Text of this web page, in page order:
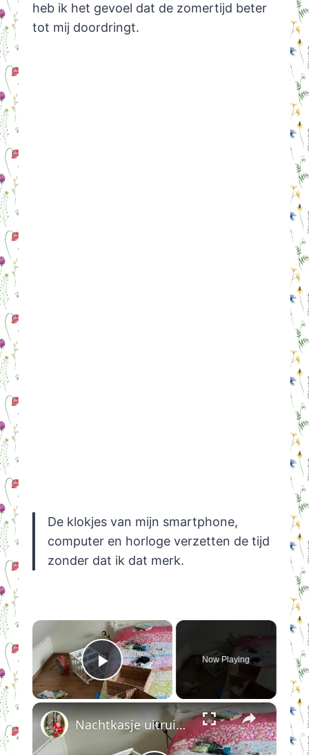
heb ik het gevoel dat de zomertijd beter
tot mij doordringt.
De klokjes van mijn smartphone,
computer en horloge verzetten de tijd
zonder dat ik dat merk.
×
Play Video
Now Playing
×
Nachtkasje uitruimen en schoonmaken